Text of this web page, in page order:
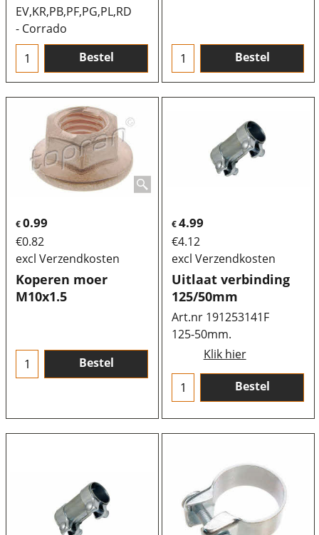
EV,KR,PB,PF,PG,PL,RD
- Corrado
Bestel
Bestel
€0.99
€0.82
excl Verzendkosten
Koperen moer
M10x1.5
Bestel
€4.99
€4.12
excl Verzendkosten
Uitlaat verbinding
125/50mm
Art.nr 191253141F
125-50mm.
Klik hier
Bestel